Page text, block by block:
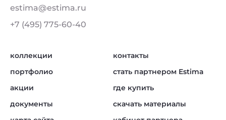
estima@estima.ru
+7 (495) 775-60-40
коллекции
портфолио
акции
документы
контакты
стать партнером Estima
где купить
скачать материалы